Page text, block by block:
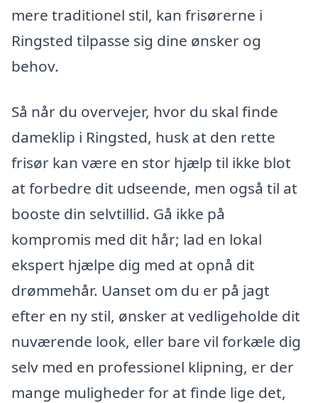
mere traditionel stil, kan frisørerne i
Ringsted tilpasse sig dine ønsker og
behov.
Så når du overvejer, hvor du skal finde
dameklip i Ringsted, husk at den rette
frisør kan være en stor hjælp til ikke blot
at forbedre dit udseende, men også til at
booste din selvtillid. Gå ikke på
kompromis med dit hår; lad en lokal
ekspert hjælpe dig med at opnå dit
drømmehår. Uanset om du er på jagt
efter en ny stil, ønsker at vedligeholde dit
nuværende look, eller bare vil forkæle dig
selv med en professionel klipning, er der
mange muligheder for at finde lige det,